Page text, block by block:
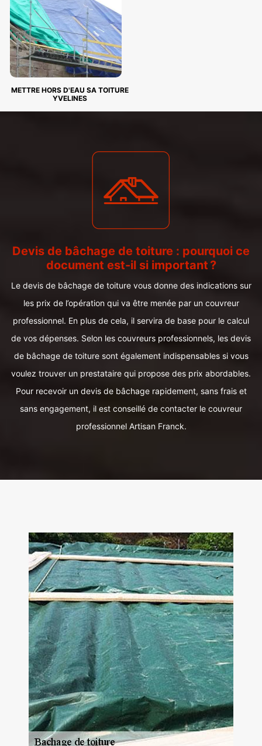
METTRE HORS D'EAU SA TOITURE
YVELINES
Devis de bâchage de toiture : pourquoi ce
document est-il si important ?
Le devis de bâchage de toiture vous donne des indications sur
les prix de l’opération qui va être menée par un couvreur
professionnel. En plus de cela, il servira de base pour le calcul
de vos dépenses. Selon les couvreurs professionnels, les devis
de bâchage de toiture sont également indispensables si vous
voulez trouver un prestataire qui propose des prix abordables.
Pour recevoir un devis de bâchage rapidement, sans frais et
sans engagement, il est conseillé de contacter le couvreur
professionnel Artisan Franck.